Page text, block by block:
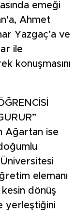
emeği
Ahmet
Yazgaç’a ve
ile
konuşmasını
Ağartan ise
elemanı
dönüş
yerleştiğini